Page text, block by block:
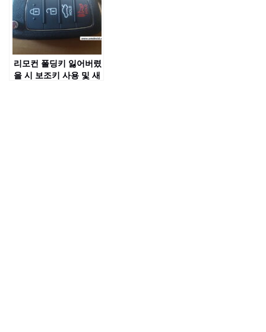
리모컨 폴딩키 잃어버렸
을 시 보조키 사용 및 새